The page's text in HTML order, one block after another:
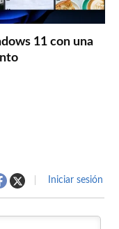
11 con una
Iniciar sesión